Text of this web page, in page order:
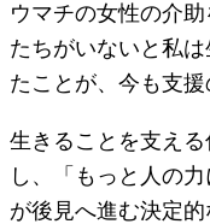
ウマチの女性の介
たちがいないと私
たことが、今も支援
生きることを支え
し、「もっと人の
が後見へ進む決定的